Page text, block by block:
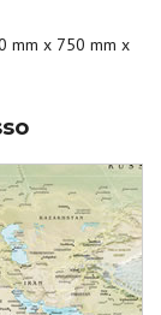
mm x 750 mm x